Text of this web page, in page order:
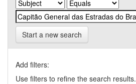
Start a new search
Add filters:
Use filters to refine the search results.